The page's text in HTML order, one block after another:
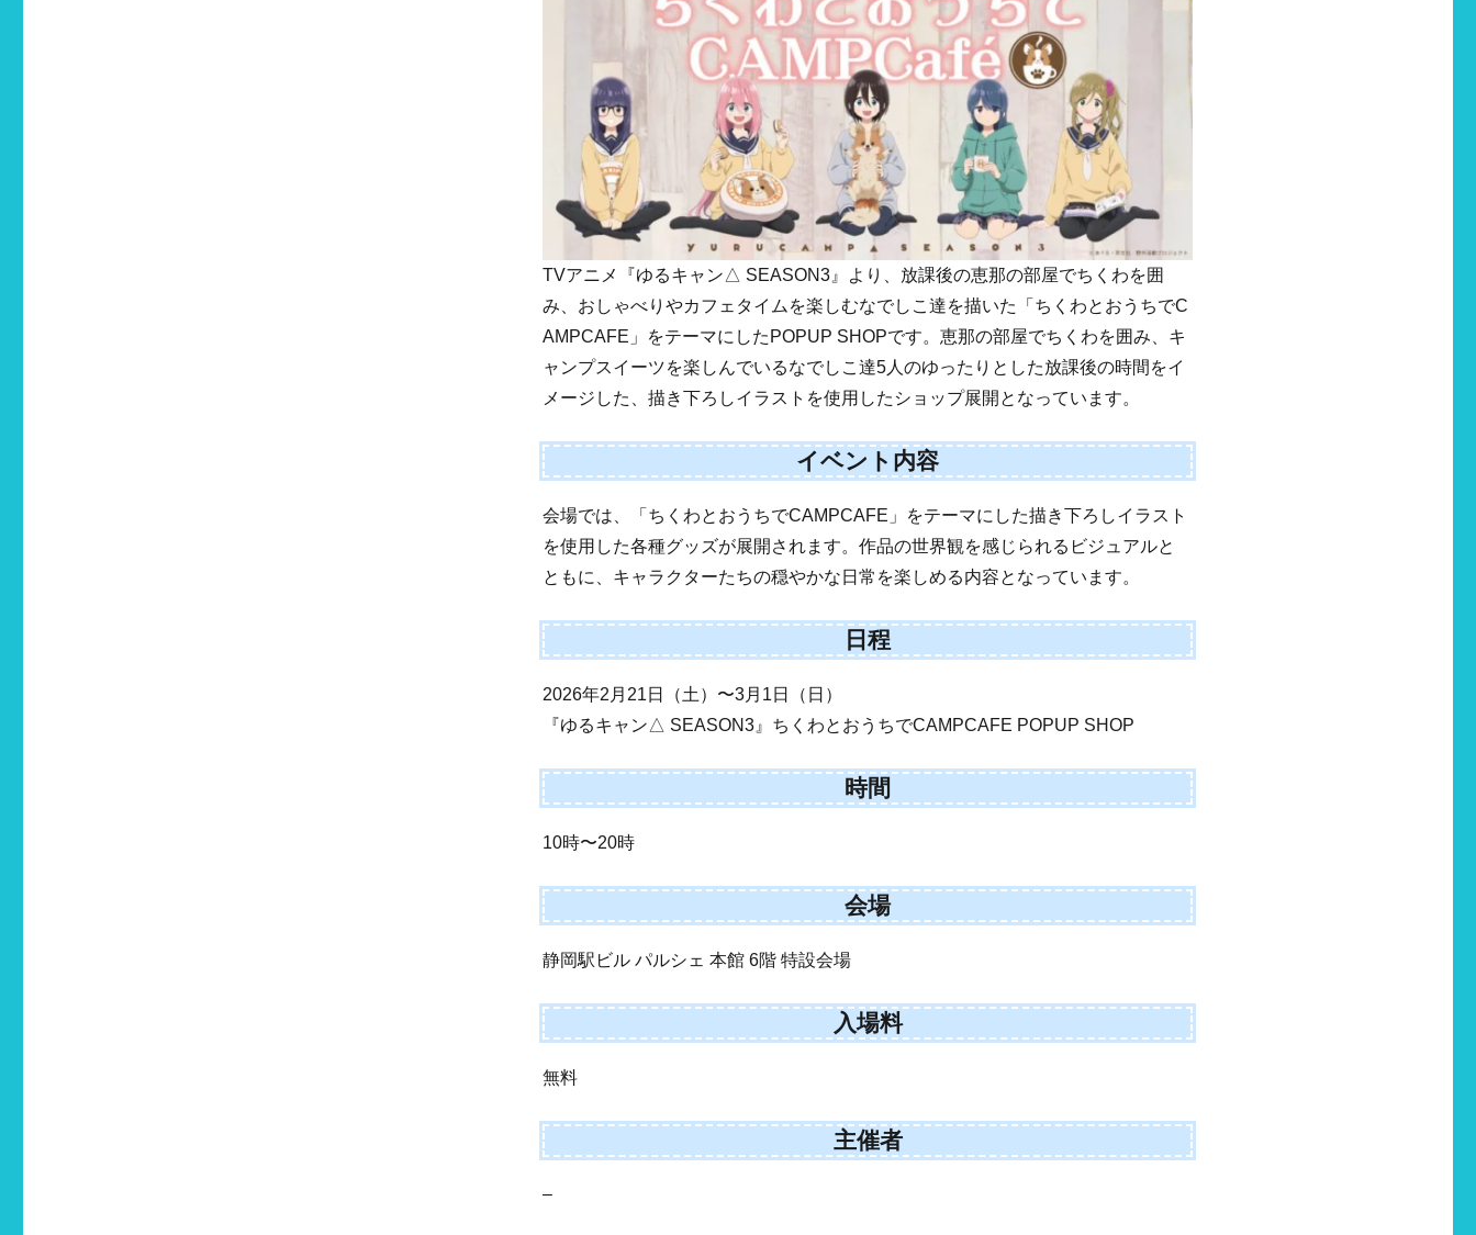
TVアニメ『ゆるキャン△ SEASON3』より、放課後の恵那の部屋でちくわを囲
み、おしゃべりやカフェタイムを楽しむなでしこ達を描いた「ちくわとおうちでC
AMPCAFE」をテーマにしたPOPUP SHOPです。恵那の部屋でちくわを囲み、キ
ャンプスイーツを楽しんでいるなでしこ達5人のゆったりとした放課後の時間をイ
メージした、描き下ろしイラストを使用したショップ展開となっています。
イベント内容
会場では、「ちくわとおうちでCAMPCAFE」をテーマにした描き下ろしイラスト
を使用した各種グッズが展開されます。作品の世界観を感じられるビジュアルと
ともに、キャラクターたちの穏やかな日常を楽しめる内容となっています。
日程
2026年2月21日（土）〜3月1日（日）
『ゆるキャン△ SEASON3』ちくわとおうちでCAMPCAFE POPUP SHOP
時間
10時〜20時
会場
静岡駅ビル パルシェ 本館 6階 特設会場
入場料
無料
主催者
–